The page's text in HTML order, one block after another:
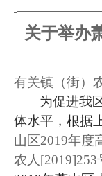
关于举办
有关镇（街）
为促进我
体水平， 根据
山区2019年度
农人[2019]253